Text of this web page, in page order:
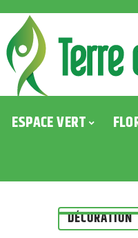
ESPACE VERT
DÉCORATION